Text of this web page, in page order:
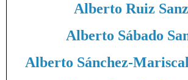
Alberto Ruiz Sanz
Alberto Sábado
Alberto Sánchez-